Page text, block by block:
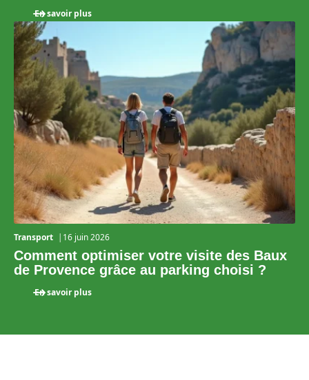
En savoir plus
Transport 16 juin 2026
Comment optimiser votre visite des Baux
de Provence grâce au parking choisi ?
En savoir plus